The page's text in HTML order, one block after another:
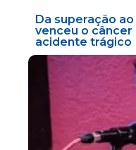
Da superação
venceu o câncer
acidente trágico